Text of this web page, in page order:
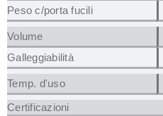
Peso c/porta fucili
Volume
Galleggiabilità
Temp. d'uso
Certificazioni